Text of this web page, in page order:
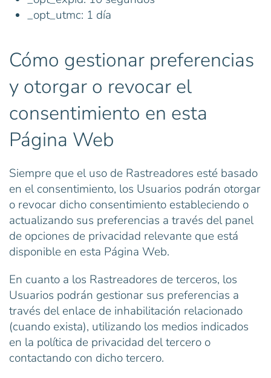
_opt_utmc: 1 día
Cómo gestionar preferencias
y otorgar o revocar el
consentimiento en esta
Página Web
Siempre que el uso de Rastreadores esté basado
en el consentimiento, los Usuarios podrán otorgar
o revocar dicho consentimiento estableciendo o
actualizando sus preferencias a través del panel
de opciones de privacidad relevante que está
disponible en esta Página Web.
En cuanto a los Rastreadores de terceros, los
Usuarios podrán gestionar sus preferencias a
través del enlace de inhabilitación relacionado
(cuando exista), utilizando los medios indicados
en la política de privacidad del tercero o
contactando con dicho tercero.